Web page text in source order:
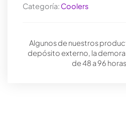
Categoría: Coolers
Algunos de nuestros
depósito externo, la demora
de 48 a 96